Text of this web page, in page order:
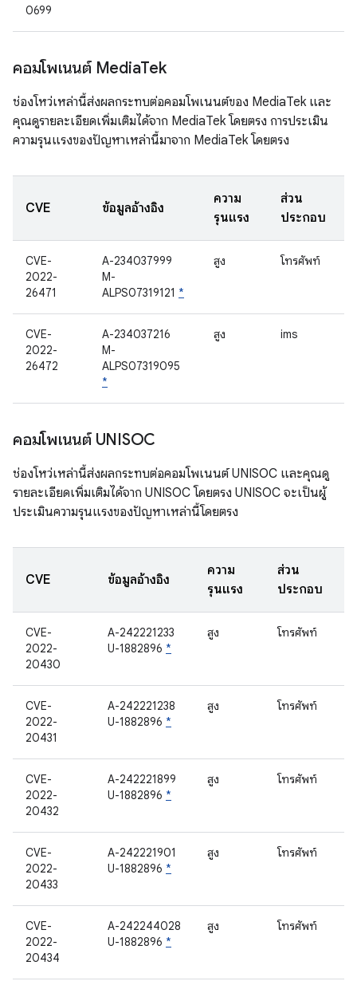
0699
คอมโพเนนต์ MediaTek
ช่องโหว่เหล่านี้ส่งผลกระทบต่อคอมโพเนนต์ของ MediaTek และ
คุณดูรายละเอียดเพิ่มเติมได้จาก MediaTek โดยตรง การประเมิน
ความรุนแรงของปัญหาเหล่านี้มาจาก MediaTek โดยตรง
CVE ข้อมูลอ้างอิง
ความ
รุนแรง
ส่วน
ประกอบ
CVE-
2022-
26471
A-234037999
M-
ALPS07319121 *
สูง โทรศัพท์
CVE-
2022-
26472
A-234037216
M-
ALPS07319095
*
สูง ims
คอมโพเนนต์ UNISOC
ช่องโหว่เหล่านี้ส่งผลกระทบต่อคอมโพเนนต์ UNISOC และคุณดู
รายละเอียดเพิ่มเติมได้จาก UNISOC โดยตรง UNISOC จะเป็นผู้
ประเมินความรุนแรงของปัญหาเหล่านี้โดยตรง
CVE ข้อมูลอ้างอิง
ความ
รุนแรง
ส่วน
ประกอบ
CVE-
2022-
20430
A-242221233
U-1882896 *
สูง โทรศัพท์
CVE-
2022-
20431
A-242221238
U-1882896 *
สูง โทรศัพท์
CVE-
2022-
20432
A-242221899
U-1882896 *
สูง โทรศัพท์
CVE-
2022-
20433
A-242221901
U-1882896 *
สูง โทรศัพท์
CVE-
2022-
20434
A-242244028
U-1882896 *
สูง โทรศัพท์